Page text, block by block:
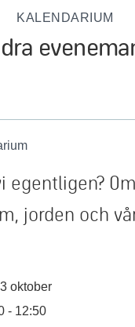
KALENDARIUM
egentligen? Om
jorden och
oktober
- 12:50